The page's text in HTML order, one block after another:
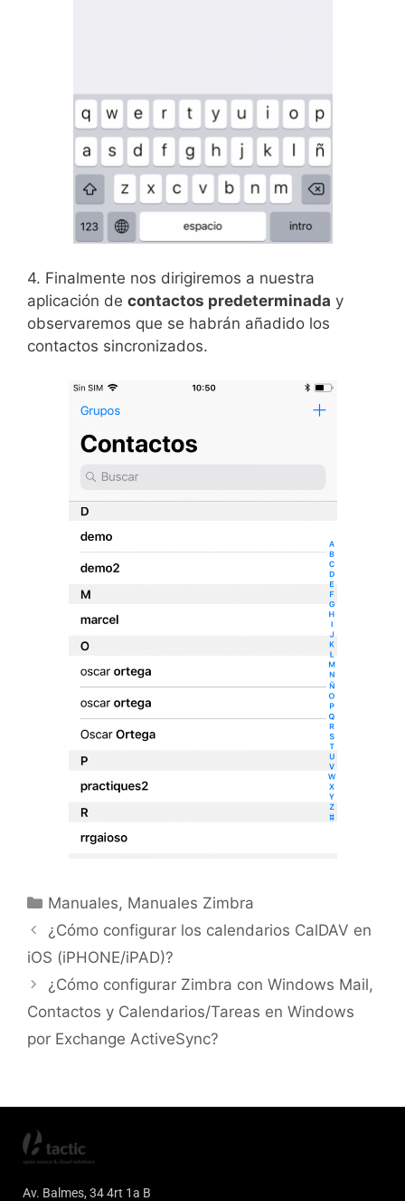
4. Finalmente nos dirigiremos a nuestra
aplicación de contactos predeterminada y
observaremos que se habrán añadido los
contactos sincronizados.
Manuales, Manuales Zimbra
¿Cómo configurar los calendarios CalDAV en
iOS (iPHONE/iPAD)?
¿Cómo configurar Zimbra con Windows Mail,
Contactos y Calendarios/Tareas en Windows
por Exchange ActiveSync?
Av. Balmes, 34 4rt 1a B